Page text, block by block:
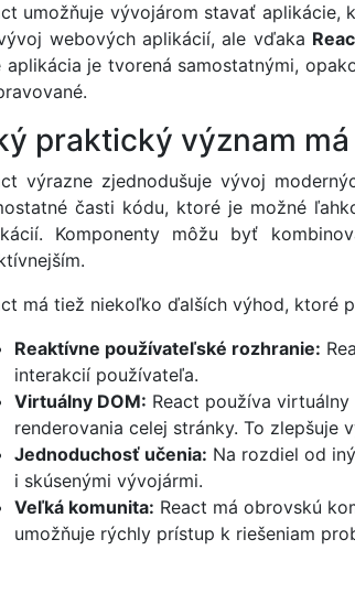
umožňuje vývojárom stavať
webových aplikácií, ale vďaka
aplikácia je tvorená samostatnými,
praktický význam má
výrazne zjednodušuje vývoj
časti kódu, ktoré je možné
Komponenty môžu byť
má tiež niekoľko ďalších výhod, ktoré
Reaktívne používateľské rozhranie:
interakcií používateľa.
Virtuálny DOM: React používa
renderovania celej stránky. To zlepšuje
Jednoduchosť učenia: Na rozdiel od
i skúsenými vývojármi.
Veľká komunita: React má obrovskú
umožňuje rýchly prístup k riešeniam